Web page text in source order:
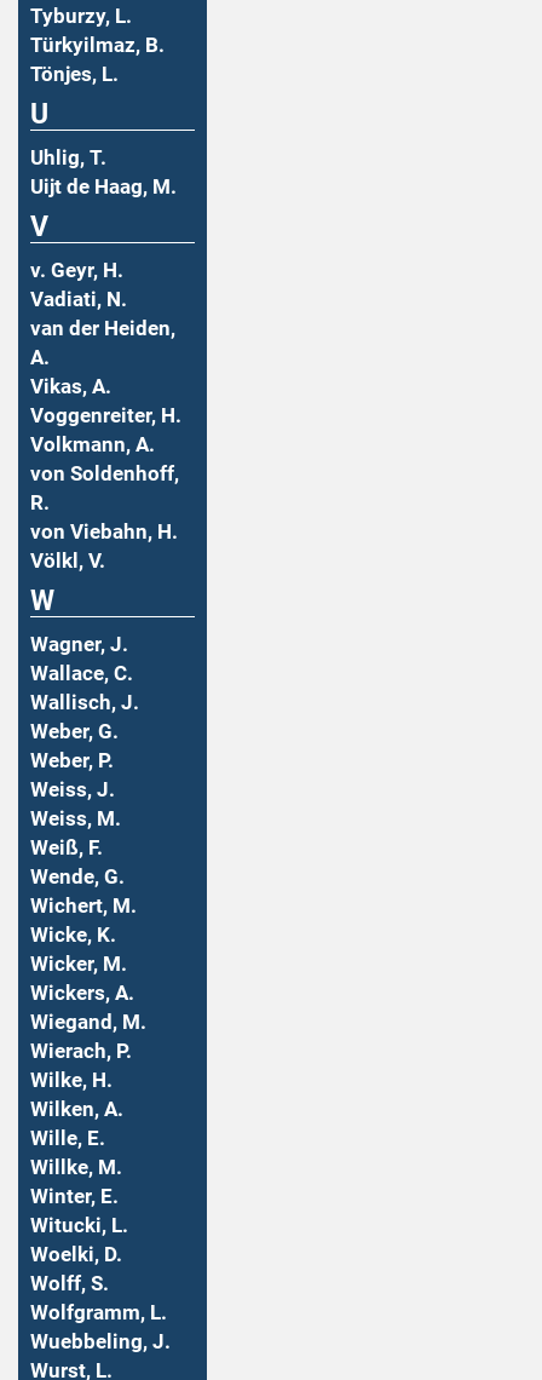
Tyburzy, L.
Türkyilmaz, B.
Tönjes, L.
U
Uhlig, T.
Uijt de Haag, M.
V
v. Geyr, H.
Vadiati, N.
van der Heiden,
A.
Vikas, A.
Voggenreiter, H.
Volkmann, A.
von Soldenhoff,
R.
von Viebahn, H.
Völkl, V.
W
Wagner, J.
Wallace, C.
Wallisch, J.
Weber, G.
Weber, P.
Weiss, J.
Weiss, M.
Weiß, F.
Wende, G.
Wichert, M.
Wicke, K.
Wicker, M.
Wickers, A.
Wiegand, M.
Wierach, P.
Wilke, H.
Wilken, A.
Wille, E.
Willke, M.
Winter, E.
Witucki, L.
Woelki, D.
Wolff, S.
Wolfgramm, L.
Wuebbeling, J.
Wurst, L.